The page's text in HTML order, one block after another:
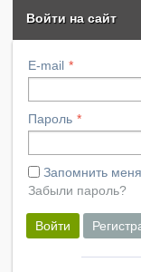
Войти на сайт
E-mail
Пароль
Запомнить меня
Забыли пароль?
Войти